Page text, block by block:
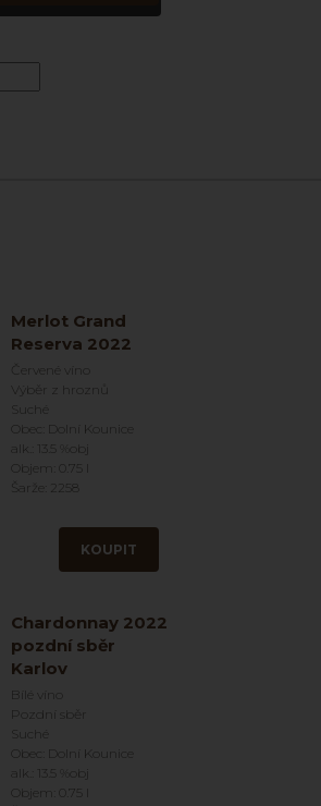
Merlot Grand
Reserva 2022
Červené víno
Výběr z hroznů
Suché
Obec: Dolní Kounice
alk.: 13.5 %obj
Objem: 0.75 l
Šarže: 2258
KOUPIT
Chardonnay 2022
pozdní sběr
Karlov
Bílé víno
Pozdní sběr
Suché
Obec: Dolní Kounice
alk.: 13.5 %obj
Objem: 0.75 l